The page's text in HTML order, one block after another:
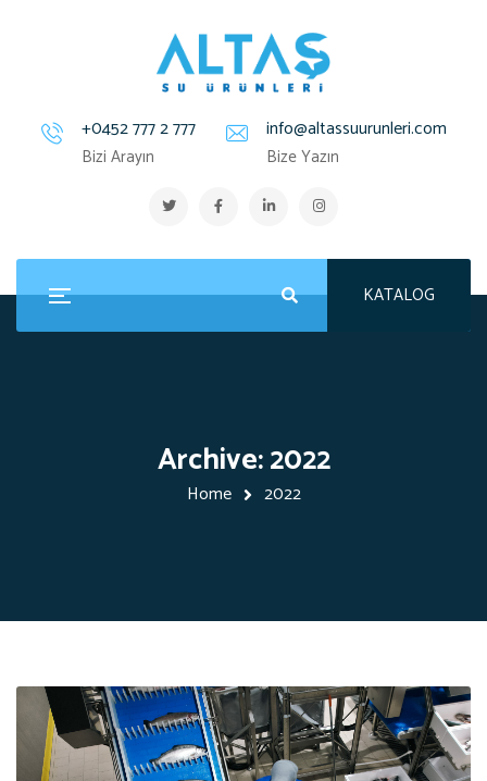
+0452 777 2 777
Bizi Arayın
info@altassuurunleri.com
Bize Yazın
KATALOG
Archive: 2022
Home 2022